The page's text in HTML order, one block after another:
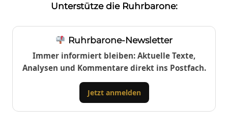
Unterstütze die Ruhrbarone:
Ruhrbarone-Newsletter
Immer informiert bleiben: Aktuelle Texte,
Analysen und Kommentare direkt ins Postfach.
Jetzt anmelden